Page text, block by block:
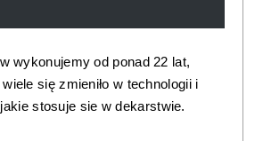
wykonujemy od ponad 22 lat,
się zmieniło w technologii i
jakie stosuje sie w dekarstwie.